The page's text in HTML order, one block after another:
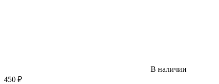
В наличии
450 ₽